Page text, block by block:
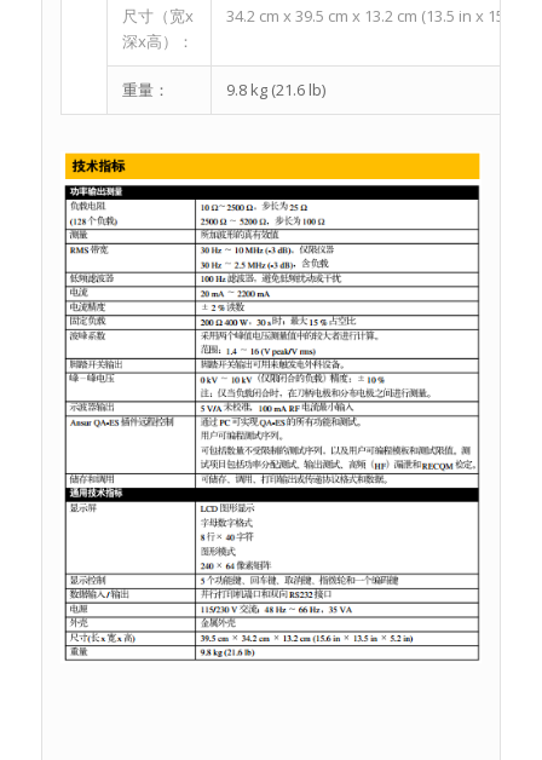
尺寸（宽x
深x高）：
34.2 cm x 39.5 cm x 13.2 cm (13.5 in x 15.6 in
重量： 9.8 kg (21.6 lb)